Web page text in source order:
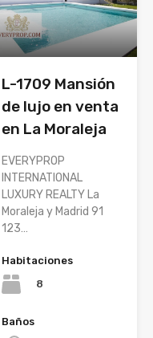
L-1709 Mansión
de lujo en venta
en La Moraleja
EVERYPROP
INTERNATIONAL
LUXURY REALTY La
Moraleja y Madrid 91
123…
Habitaciones
8
Baños